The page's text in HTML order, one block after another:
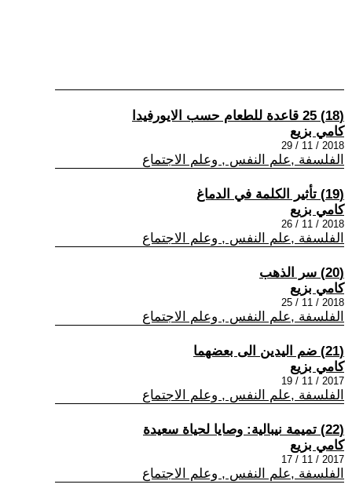
(18) 25 قاعدة للطعام حسب الايورفيدا
كامي بزيع
2018 / 11 / 29
الفلسفة ,علم النفس , وعلم الاجتماع
(19) تأثير الكلمة في الدماغ
كامي بزيع
2018 / 11 / 26
الفلسفة ,علم النفس , وعلم الاجتماع
(20) سر الذهب
كامي بزيع
2018 / 11 / 25
الفلسفة ,علم النفس , وعلم الاجتماع
(21) ضم اليدين الى بعضهما
كامي بزيع
2017 / 11 / 19
الفلسفة ,علم النفس , وعلم الاجتماع
(22) تميمة نيبالية: وصايا لحياة سعيدة
كامي بزيع
2017 / 11 / 17
الفلسفة ,علم النفس , وعلم الاجتماع